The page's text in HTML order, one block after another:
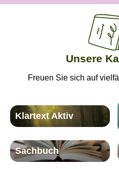
Unsere
Freuen Sie sich auf
Klartext Aktiv
Sachbuch